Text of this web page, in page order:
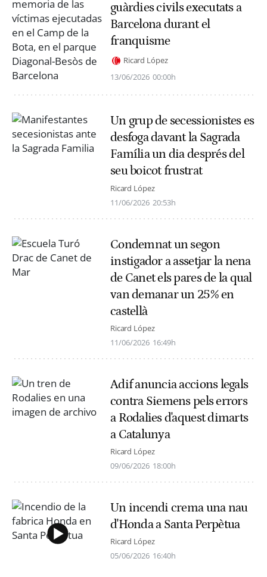
guàrdies civils executats a
Barcelona durant el
franquisme
Ricard López
13/06/2026 00:00h
Un grup de secessionistes es
desfoga davant la Sagrada
Família un dia després del
seu boicot frustrat
Ricard López
11/06/2026 20:53h
Condemnat un segon
instigador a assetjar la nena
de Canet els pares de la qual
van demanar un 25% en
castellà
Ricard López
11/06/2026 16:49h
Adif anuncia accions legals
contra Siemens pels errors
a Rodalies d'aquest dimarts
a Catalunya
Ricard López
09/06/2026 18:00h
Un incendi crema una nau
d'Honda a Santa Perpètua
Ricard López
05/06/2026 16:40h